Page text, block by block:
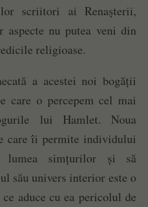
scriitori ai Renașterii,
aspecte nu putea veni din
religioase.
a acestei noi bogății
care o percepem cel mai
lui Hamlet. Noua
care îi permite individului
simțurilor și să
său univers interior este o
aduce cu ea pericolul de